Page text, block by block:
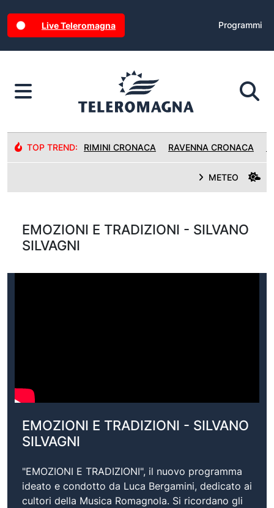
Live Teleromagna Programmi
TOP TREND: RIMINI CRONACA RAVENNA CRONACA
METEO
EMOZIONI E TRADIZIONI - SILVANO
SILVAGNI
EMOZIONI E TRADIZIONI - SILVANO
SILVAGNI
"EMOZIONI E TRADIZIONI", il nuovo programma
ideato e condotto da Luca Bergamini, dedicato ai
cultori della Musica Romagnola. Si ricordano gli